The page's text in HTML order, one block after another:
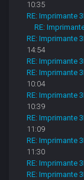
10:35
RE: Imprimante
RE:
RE: Imprimante
14:54
RE: Imprimante
RE: Imprimante
10:04
RE: Imprimante
10:39
RE: Imprimante
11:09
RE: Imprimante
11:30
RE: Imprimante
RE: Imprimante